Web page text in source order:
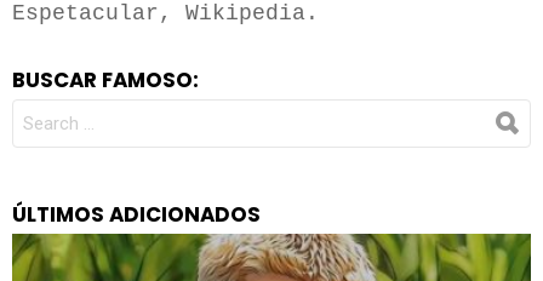
Espetacular, Wikipedia.
BUSCAR FAMOSO:
FOR:
ÚLTIMOS ADICIONADOS